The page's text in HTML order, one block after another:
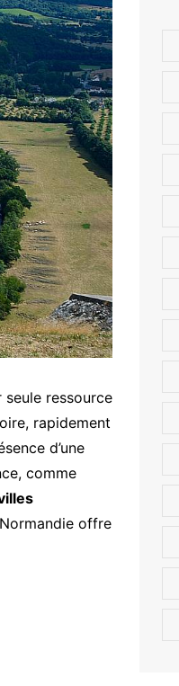
seule ressource
rapidement
d’une
comme
offre